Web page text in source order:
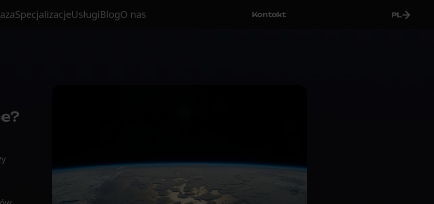
SpecjalizacjeUsługiBlogO nas Kontakt PL